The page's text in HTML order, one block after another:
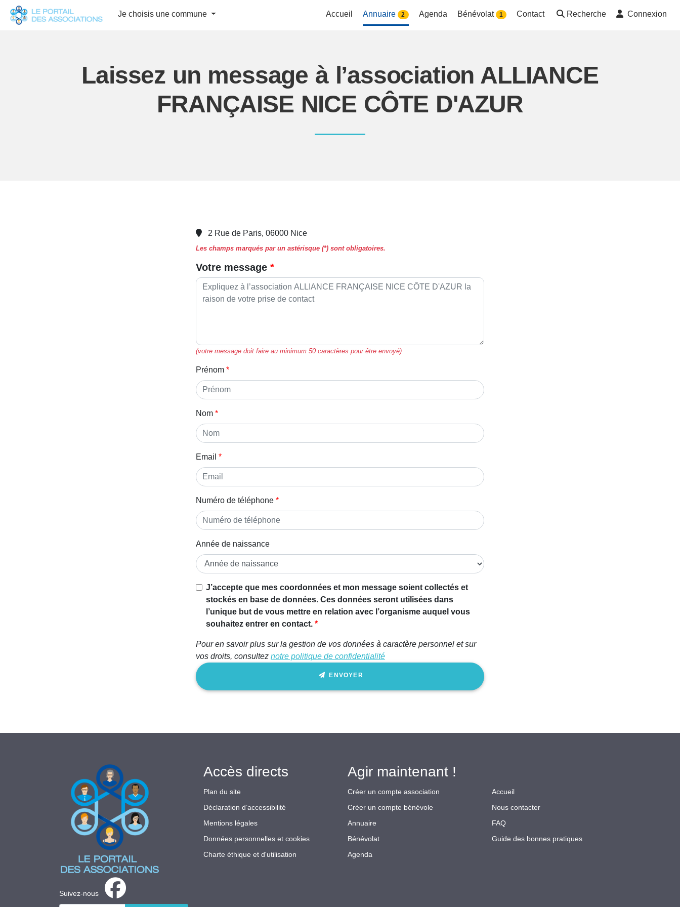
Je choisis une commune Accueil Annuaire 2 Agenda Bénévolat 1 Contact Recherche Connexion
Laissez un message à l’association ALLIANCE
FRANÇAISE NICE CÔTE D'AZUR
2 Rue de Paris, 06000 Nice
Les champs marqués par un astérisque (*) sont obligatoires.
Votre message
(votre message doit faire au minimum 50 caractères pour être envoyé)
Prénom
Nom
Email
Numéro de téléphone
Année de naissance
J’accepte que mes coordonnées et mon message soient collectés et
stockés en base de données. Ces données seront utilisées dans
l’unique but de vous mettre en relation avec l’organisme auquel vous
souhaitez entrer en contact.
Pour en savoir plus sur la gestion de vos données à caractère personnel et sur
vos droits, consultez notre politique de confidentialité
ENVOYER
Suivez-nous
Accès directs
Plan du site
Déclaration d’accessibilité
Mentions légales
Données personnelles et cookies
Charte éthique et d'utilisation
Agir maintenant !
Créer un compte association
Créer un compte bénévole
Annuaire
Bénévolat
Agenda
Accueil
Nous contacter
FAQ
Guide des bonnes pratiques
Panneau de gestion des cookies